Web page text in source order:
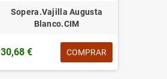
Sopera.Vajilla Augusta
Blanco.CIM
30,68 € COMPRAR